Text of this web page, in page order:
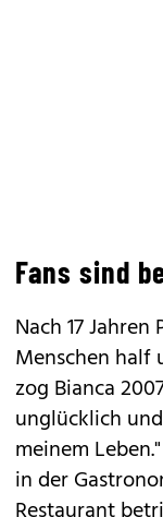
Fans sind
Nach 17
Menschen half
zog Bianca
unglücklich
meinem
in der